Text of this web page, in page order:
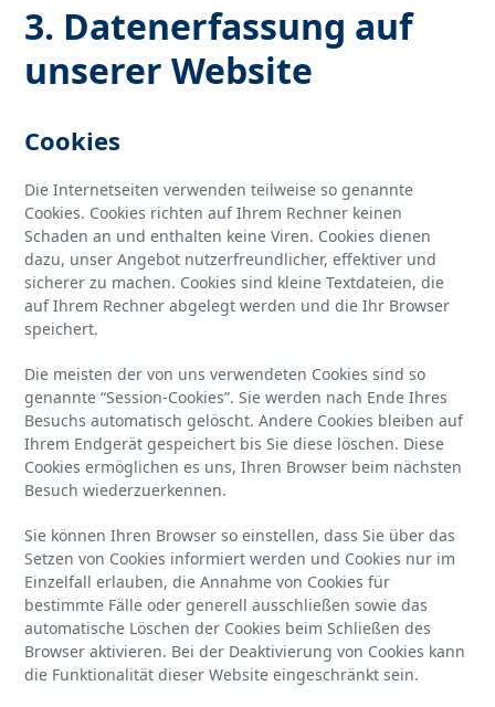
3. Datenerfassung auf
unserer Website
Cookies
Die Internetseiten verwenden teilweise so genannte
Cookies. Cookies richten auf Ihrem Rechner keinen
Schaden an und enthalten keine Viren. Cookies dienen
dazu, unser Angebot nutzerfreundlicher, effektiver und
sicherer zu machen. Cookies sind kleine Textdateien, die
auf Ihrem Rechner abgelegt werden und die Ihr Browser
speichert.
Die meisten der von uns verwendeten Cookies sind so
genannte “Session-Cookies”. Sie werden nach Ende Ihres
Besuchs automatisch gelöscht. Andere Cookies bleiben auf
Ihrem Endgerät gespeichert bis Sie diese löschen. Diese
Cookies ermöglichen es uns, Ihren Browser beim nächsten
Besuch wiederzuerkennen.
Sie können Ihren Browser so einstellen, dass Sie über das
Setzen von Cookies informiert werden und Cookies nur im
Einzelfall erlauben, die Annahme von Cookies für
bestimmte Fälle oder generell ausschließen sowie das
automatische Löschen der Cookies beim Schließen des
Browser aktivieren. Bei der Deaktivierung von Cookies kann
die Funktionalität dieser Website eingeschränkt sein.